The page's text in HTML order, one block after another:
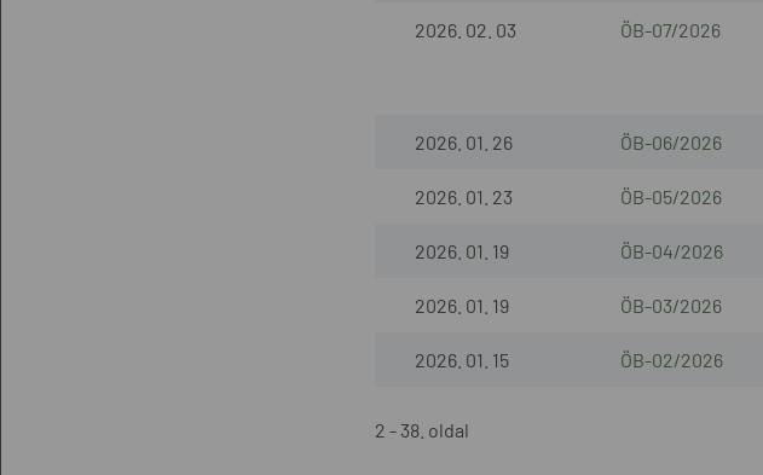
2026. 02. 03 ÖB-07/2026
2026. 01. 26 ÖB-06/2026
2026. 01. 23 ÖB-05/2026
2026. 01. 19 ÖB-04/2026
2026. 01. 19 ÖB-03/2026
2026. 01. 15 ÖB-02/2026
2 - 38. oldal